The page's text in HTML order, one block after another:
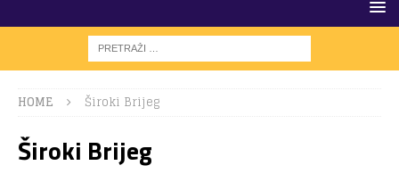
HOME Široki Brijeg
Široki Brijeg